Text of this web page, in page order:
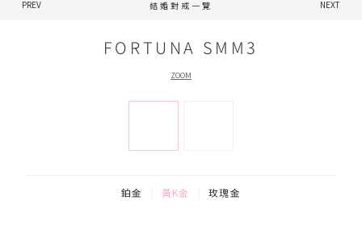
結婚對戒一覽 NEXT
PREV
鉑金 黃K金 玫瑰金
ZOOM
FORTUNA SMM3